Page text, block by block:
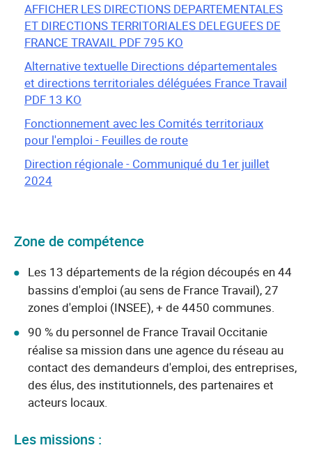
AFFICHER LES DIRECTIONS DEPARTEMENTALES
ET DIRECTIONS TERRITORIALES DELEGUEES DE
FRANCE TRAVAIL PDF 795 KO
Alternative textuelle Directions départementales
et directions territoriales déléguées France Travail
PDF 13 KO
Fonctionnement avec les Comités territoriaux
pour l'emploi - Feuilles de route
Direction régionale - Communiqué du 1er juillet
2024
Zone de compétence
Les 13 départements de la région découpés en 44
bassins d'emploi (au sens de France Travail), 27
zones d'emploi (INSEE), + de 4450 communes.
90 % du personnel de France Travail Occitanie
réalise sa mission dans une agence du réseau au
contact des demandeurs d'emploi, des entreprises,
des élus, des institutionnels, des partenaires et
acteurs locaux.
Les missions :